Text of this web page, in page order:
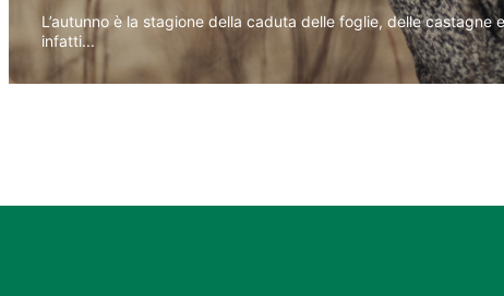
L’autunno è la stagione della caduta delle foglie, delle castagne
infatti...